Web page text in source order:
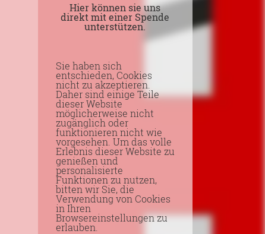
Hier können sie uns
direkt mit einer Spende
unterstützen.
Sie haben sich
entschieden, Cookies
nicht zu akzeptieren.
Daher sind einige Teile
dieser Website
möglicherweise nicht
zugänglich oder
funktionieren nicht wie
vorgesehen. Um das volle
Erlebnis dieser Website zu
genießen und
personalisierte
Funktionen zu nutzen,
bitten wir Sie, die
Verwendung von Cookies
in Ihren
Browsereinstellungen zu
erlauben.